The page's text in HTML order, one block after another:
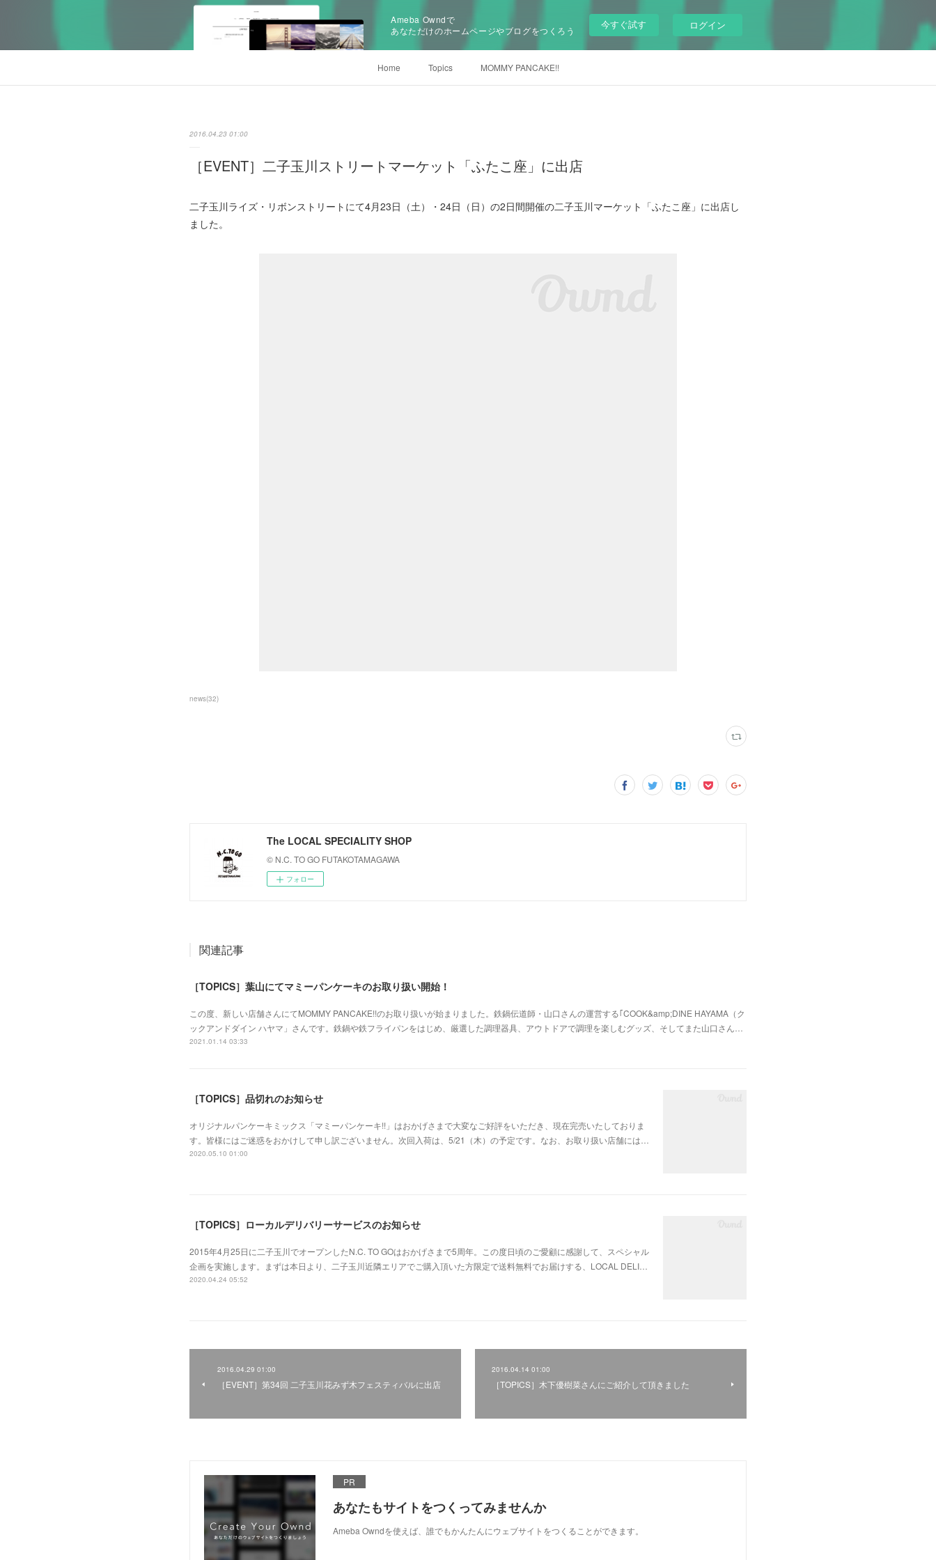
Ameba Owndで
あなただけのホームページやブログをつくろう
今すぐ試す ログイン
Home Topics MOMMY PANCAKE!!
2016.04.23 01:00
［EVENT］二子玉川ストリートマーケット「ふたこ座」に出店
二子玉川ライズ・リボンストリートにて4月23日（土）・24日（日）の2日間開催の二子玉川マーケット「ふたこ座」に出店し
ました。
news(32)
The LOCAL SPECIALITY SHOP
© N.C. TO GO FUTAKOTAMAGAWA
フォロー
関連記事
［TOPICS］葉山にてマミーパンケーキのお取り扱い開始！
この度、新しい店舗さんにてMOMMY PANCAKE!!のお取り扱いが始まりました。鉄鍋伝道師・山口さんの運営する｢COOK&amp;DINE HAYAMA（ク
ックアンドダイン ハヤマ」さんです。鉄鍋や鉄フライパンをはじめ、厳選した調理器具、アウトドアで調理を楽しむグッズ、そしてまた山口さん…
2021.01.14 03:33
［TOPICS］品切れのお知らせ
オリジナルパンケーキミックス「マミーパンケーキ!!」はおかげさまで大変なご好評をいただき、現在完売いたしておりま
す。皆様にはご迷惑をおかけして申し訳ございません。次回入荷は、5/21（木）の予定です。なお、お取り扱い店舗には…
2020.05.10 01:00
［TOPICS］ローカルデリバリーサービスのお知らせ
2015年4月25日に二子玉川でオープンしたN.C. TO GOはおかげさまで5周年。この度日頃のご愛顧に感謝して、スペシャル
企画を実施します。まずは本日より、二子玉川近隣エリアでご購入頂いた方限定で送料無料でお届けする、LOCAL DELI…
2020.04.24 05:52
2016.04.29 01:00
［EVENT］第34回 二子玉川花みず木フェスティバルに出店
2016.04.14 01:00
［TOPICS］木下優樹菜さんにご紹介して頂きました
PR
あなたもサイトをつくってみませんか
Ameba Owndを使えば、誰でもかんたんにウェブサイトをつくることができます。